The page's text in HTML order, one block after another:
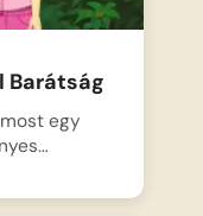
Barátság
egy